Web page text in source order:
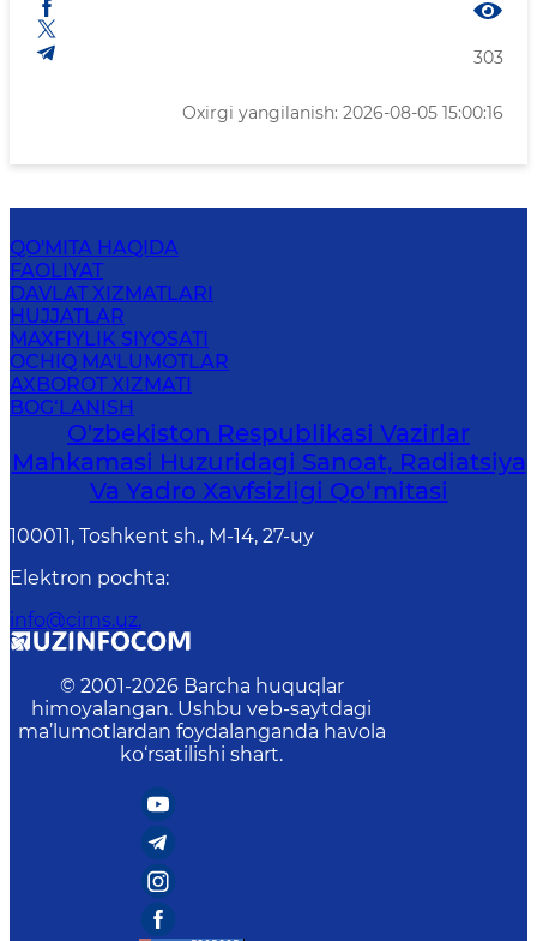
303
Oxirgi yangilanish: 2026-08-05 15:00:16
QO'MITA HAQIDA
FAOLIYAT
DAVLAT XIZMATLARI
HUJJATLAR
MAXFIYLIK SIYOSATI
OCHIQ MA'LUMOTLAR
AXBOROT XIZMATI
BOG‘LANISH
O'zbekiston Respublikasi Vazirlar
Mahkamasi Huzuridagi Sanoat, Radiatsiya
Va Yadro Xavfsizligi Qo‘mitasi
100011, Toshkent sh., М-14, 27-uy
Elektron pochta:
info@cirns.uz.
© 2001-2026 Barcha huquqlar
himoyalangan. Ushbu veb-saytdagi
ma’lumotlardan foydalanganda havola
ko‘rsatilishi shart.